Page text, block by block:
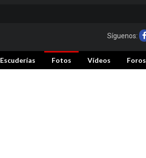
Síguenos:
Escuderías Fotos Vídeos Foros